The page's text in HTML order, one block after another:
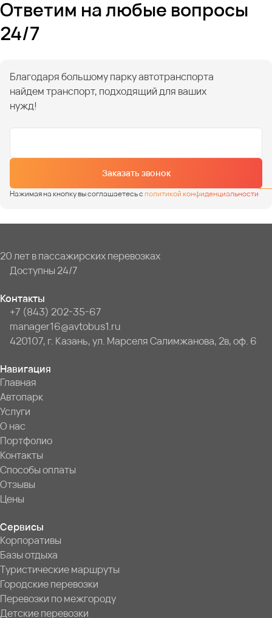
Ответим на любые вопросы
24/7
Благодаря большому парку автотранспорта
найдем транспорт, подходящий для ваших
нужд!
Заказать звонок
Нажимая на кнопку вы соглашаетесь сполитикой конфиденциальности
20 лет в пассажирских перевозках
Доступны 24/7
Контакты
+7 (843) 202-35-67
manager16@avtobus1.ru
420107, г. Казань, ул. Марселя Салимжанова, 2в, оф. 6
Навигация
Главная
Автопарк
Услуги
О нас
Портфолио
Контакты
Способы оплаты
Отзывы
Цены
Сервисы
Корпоративы
Базы отдыха
Туристические маршруты
Городские перевозки
Перевозки по межгороду
Детские перевозки